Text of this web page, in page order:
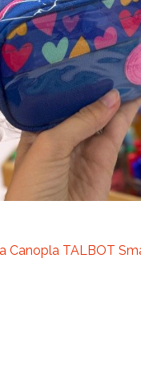
Canopla TALBOT